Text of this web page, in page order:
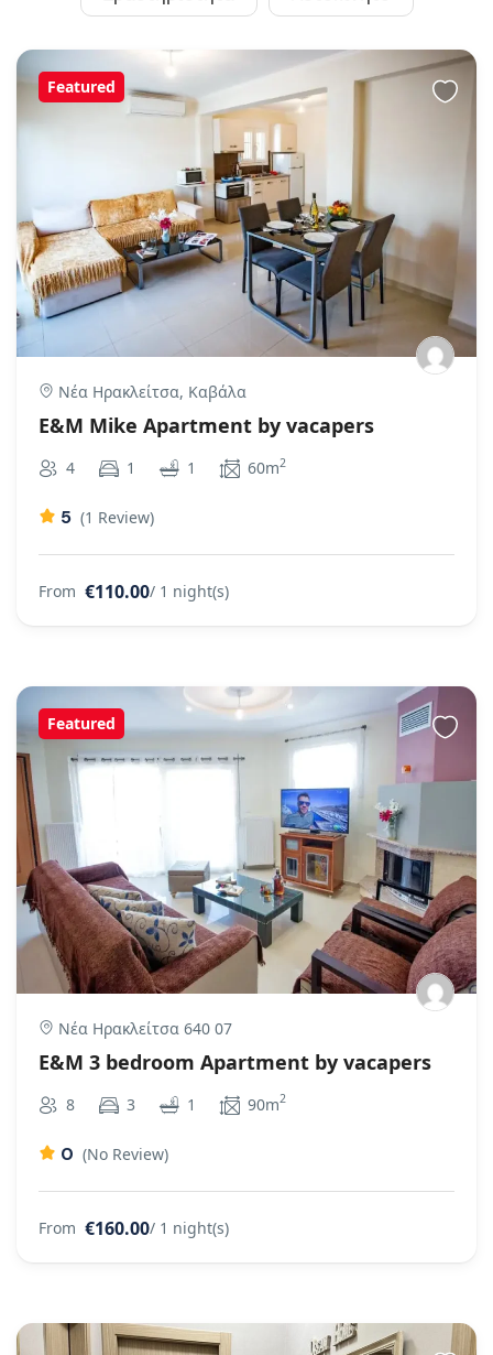
Featured
Νέα Ηρακλείτσα, Καβάλα
E&M Mike Apartment by vacapers
4 1 1 60m2
5 (1 Review)
From €110.00/ 1 night(s)
Featured
Νέα Ηρακλείτσα 640 07
E&M 3 bedroom Apartment by vacapers
8 3 1 90m2
0 (No Review)
From €160.00/ 1 night(s)